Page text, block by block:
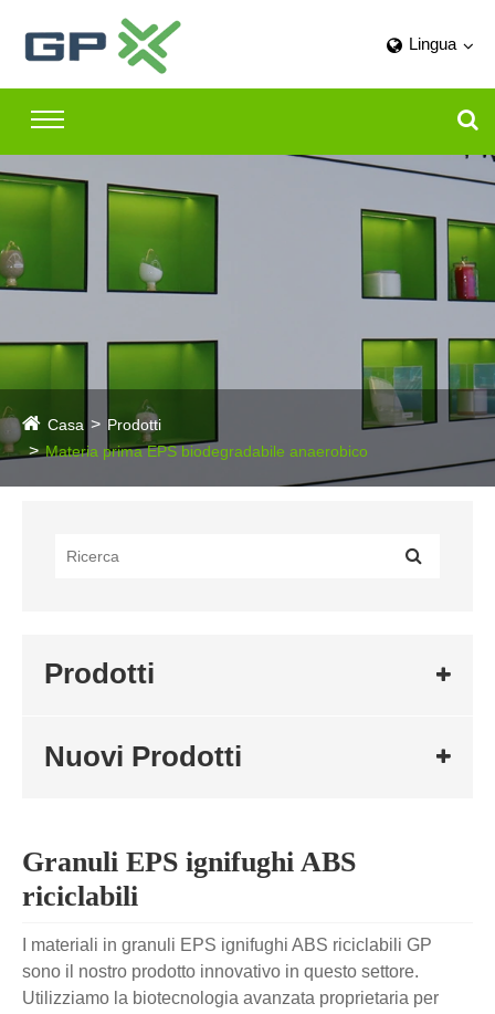
Lingua
Casa
Prodotti
Materia prima EPS biodegradabile anaerobico
Prodotti
Nuovi Prodotti
Granuli EPS ignifughi ABS
riciclabili
I materiali in granuli EPS ignifughi ABS riciclabili GP
sono il nostro prodotto innovativo in questo settore.
Utilizziamo la biotecnologia avanzata proprietaria per